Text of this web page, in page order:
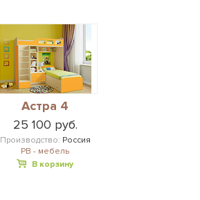
Астра 4
25 100 руб.
Производство: Россия
РВ - мебель
В корзину